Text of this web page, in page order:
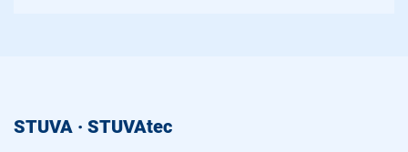
STUVA · STUVAtec